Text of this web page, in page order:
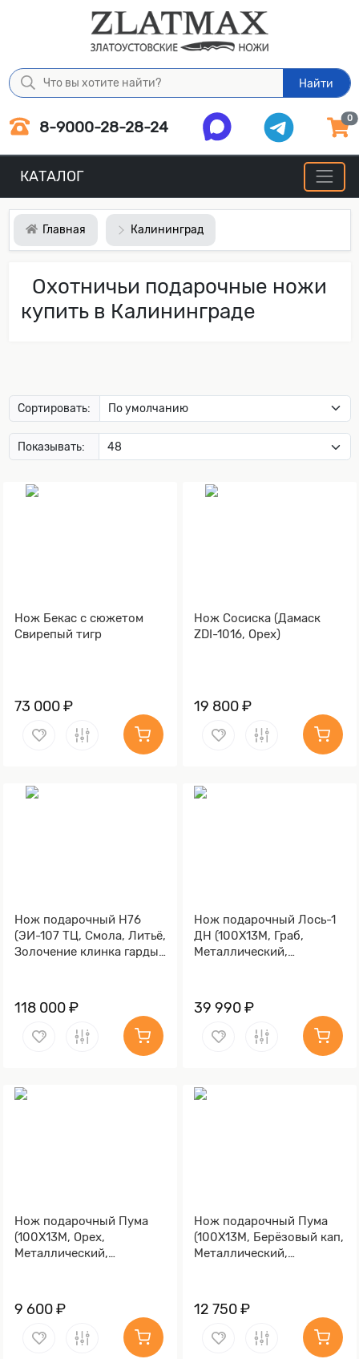
Найти
8-9000-28-28-24 0
КАТАЛОГ
Главная Калининград
Охотничьи подарочные ножи
купить в Калининграде
Сортировать:
Показывать:
Нож Бекас с сюжетом
Свирепый тигр
73 000 ₽
Нож Сосиска (Дамаск
ZDI-1016, Орех)
19 800 ₽
Нож подарочный Н76
(ЭИ-107 ТЦ, Смола, Литьё,
Золочение клинка гарды
118 000 ₽
Нож подарочный Лось-1
ДН (100Х13М, Граб,
Металлический,
39 990 ₽
Нож подарочный Пума
(100Х13М, Орех,
Металлический,
9 600 ₽
Нож подарочный Пума
(100Х13М, Берёзовый кап,
Металлический,
12 750 ₽